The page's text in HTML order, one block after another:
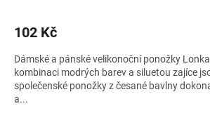
102 Kč
Dámské a pánské velikonoční ponožky Lonka
kombinaci modrých barev a siluetou zajíce
společenské ponožky z česané bavlny
a...